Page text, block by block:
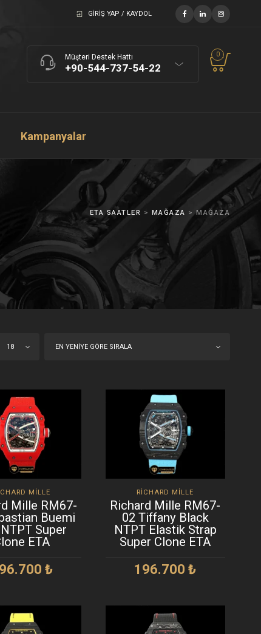
GIRIŞ YAP / KAYDOL
Müşteri Destek Hattı
+90-544-737-54-22
0
Kampanyalar
ETA SAATLER > MAĞAZA >MAĞAZA
18 EN YENIYE GÖRE SIRALA
MILLE
Mille RM67-
Buemi
Super
ETA
₺
RICHARD MILLE
Richard Mille RM67-
02 Tiffany Black
NTPT Elastik Strap
Super Clone ETA
196.700₺